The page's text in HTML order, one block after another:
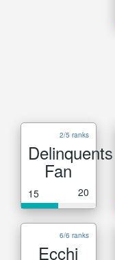
2/5 ranks
Delinquents
Fan
15 20
6/6 ranks
Ecchi